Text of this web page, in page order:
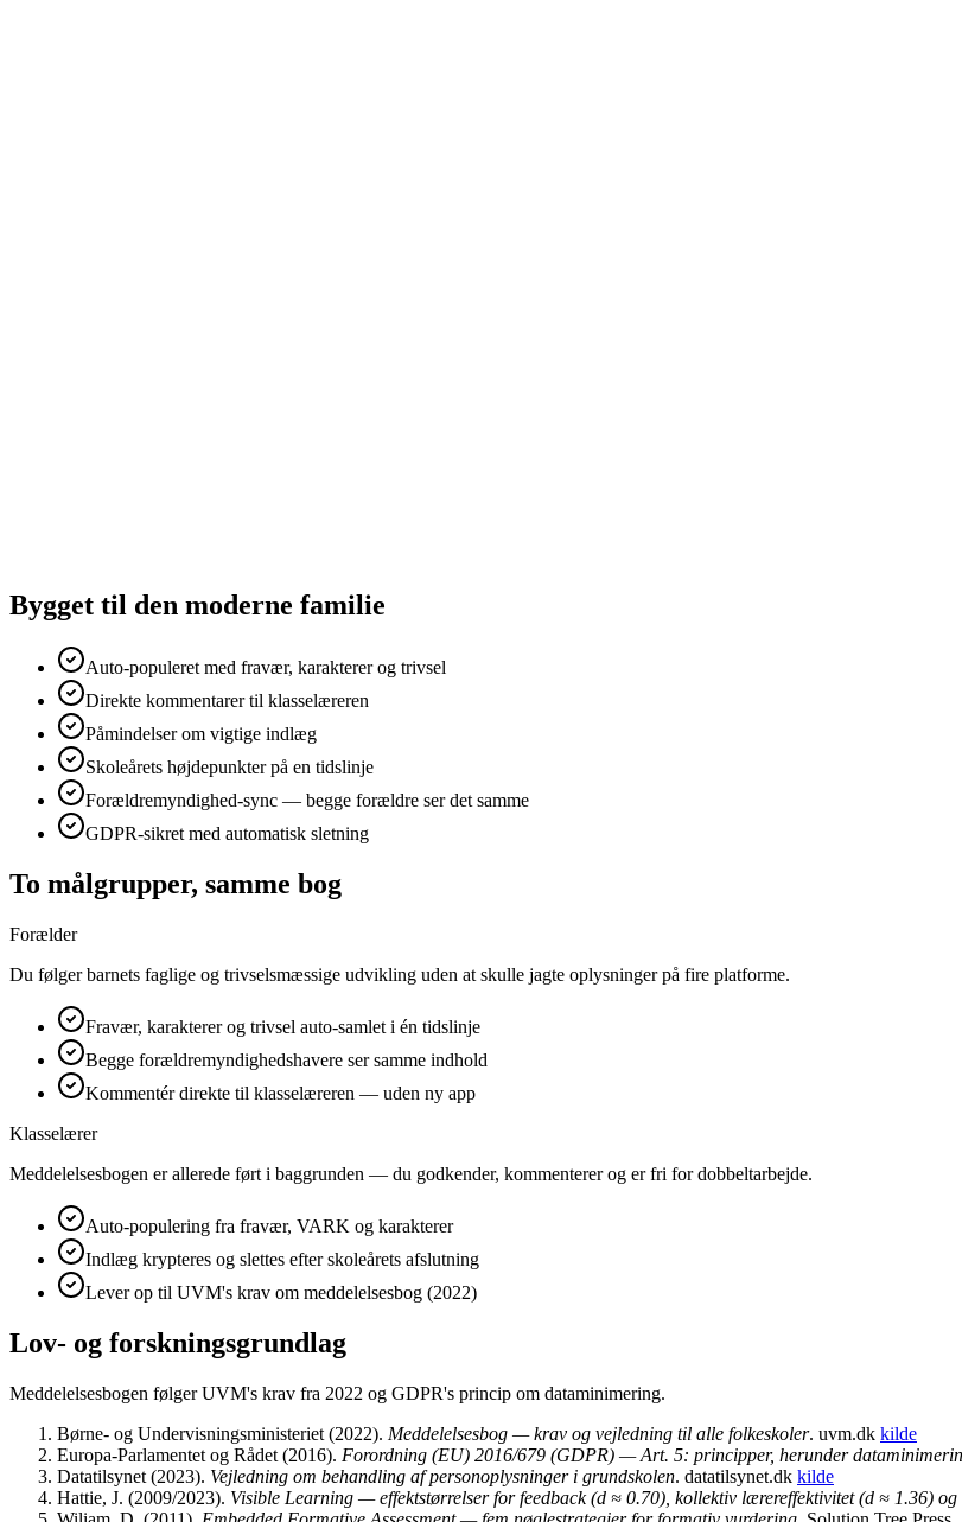
Bygget til den moderne familie
Auto-populeret med fravær, karakterer og trivsel
Direkte kommentarer til klasselæreren
Påmindelser om vigtige indlæg
Skoleårets højdepunkter på en tidslinje
Forældremyndighed-sync — begge forældre ser det samme
GDPR-sikret med automatisk sletning
To målgrupper, samme bog
Forælder
Du følger barnets faglige og trivselsmæssige udvikling uden at skulle jagte oplysninger på fire platforme.
Fravær, karakterer og trivsel auto-samlet i én tidslinje
Begge forældremyndighedshavere ser samme indhold
Kommentér direkte til klasselæreren — uden ny app
Klasselærer
Meddelelsesbogen er allerede ført i baggrunden — du godkender, kommenterer og er fri for dobbeltarbejde.
Auto-populering fra fravær, VARK og karakterer
Indlæg krypteres og slettes efter skoleårets afslutning
Lever op til UVM's krav om meddelelsesbog (2022)
Lov- og forskningsgrundlag
Meddelelsesbogen følger UVM's krav fra 2022 og GDPR's princip om dataminimering.
Børne- og Undervisningsministeriet (2022). Meddelelsesbog — krav og vejledning til alle folkeskoler. uvm.dk kilde
Europa-Parlamentet og Rådet (2016). Forordning (EU) 2016/679 (GDPR) — Art. 5: principper, herunder
Datatilsynet (2023). Vejledning om behandling af personoplysninger i grundskolen. datatilsynet.dk kilde
Hattie, J. (2009/2023). Visible Learning — effektstørrelser for feedback (d ≈ 0.70), kollektiv lærereffektivitet (d ≈ 1.36)